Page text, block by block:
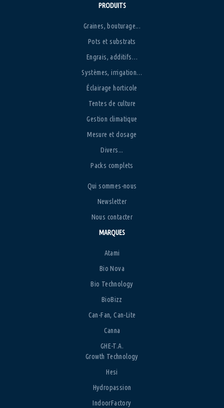
PRODUITS
Graines, bouturage...
Pots et substrats
Engrais, additifs…
Systèmes, irrigation…
Éclairage horticole
Tentes de culture
Gestion climatique
Mesure et dosage
Divers...
Packs complets
Qui sommes-nous
Newsletter
Nous contacter
MARQUES
Atami
Bio Nova
Bio Technology
BioBizz
Can-Fan, Can-Lite
Canna
GHE-T.A.
Growth Technology
Hesi
Hydropassion
IndoorFactory